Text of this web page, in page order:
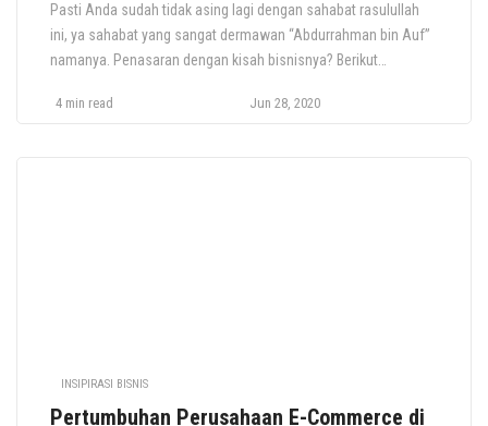
Pasti Anda sudah tidak asing lagi dengan sahabat rasulullah
ini, ya sahabat yang sangat dermawan “Abdurrahman bin Auf”
namanya. Penasaran dengan kisah bisnisnya? Berikut
SAW tentunya memiliki kesan tersendiri. Setiap muslim
4 min read Jun 28, 2020
INSIPIRASI BISNIS
Pertumbuhan Perusahaan E-Commerce di